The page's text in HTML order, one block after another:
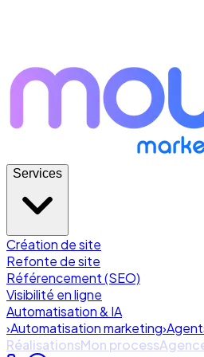
Services
Création de site
Refonte de site
Référencement (SEO)
Visibilité en ligne
Automatisation & IA
›Automatisation marketing›
RéalisationsMon process